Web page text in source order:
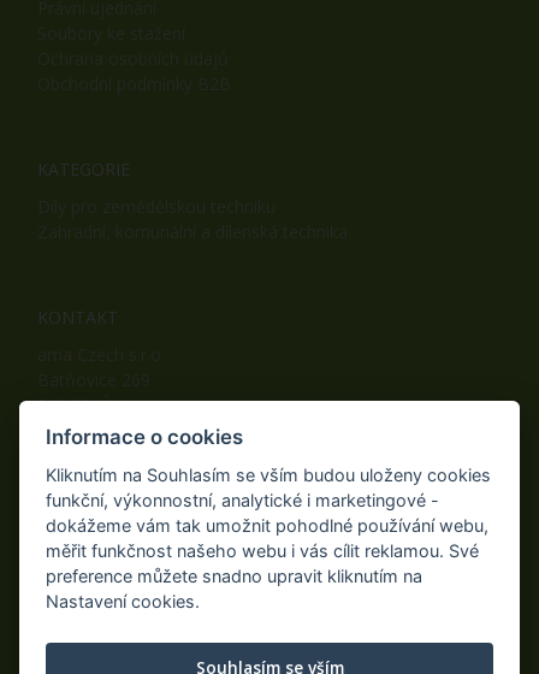
KATEGORIE
KONTAKT
542 32, Úpice
Telefon: +420 498 100 050
Fax: +420 498 100 051
E-mail:info@ama-zahrada.cz
Web:www.ama-zahrada.cz
NAJDETE NÁS TAKÉ NA:
Informace o cookies
Kliknutím na Souhlasím se vším budou uloženy cookies
funkční, výkonnostní, analytické i marketingové -
dokážeme vám tak umožnit pohodlné používání webu,
měřit funkčnost našeho webu i vás cílit reklamou. Své
preference můžete snadno upravit kliknutím na
Nastavení cookies.
Souhlasím se vším